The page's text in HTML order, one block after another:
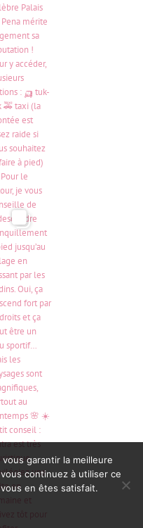
garantir la meilleure
continuez à utiliser ce
en êtes satisfait.